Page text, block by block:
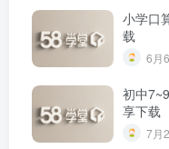
小学口
载
6月
初中
享下载
7月